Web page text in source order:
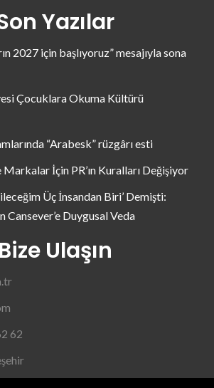
Yazılar
2027 için başlıyoruz” mesajıyla sona
Çocuklara Okuma Kültürü
“Arabesk” rüzgârı esti
Markalar İçin PR’ın Kuralları Değişiyor
Üç İnsandan Biri’ Demişti:
Cansever’e Duygusal Veda
Bize Ulaşın
62